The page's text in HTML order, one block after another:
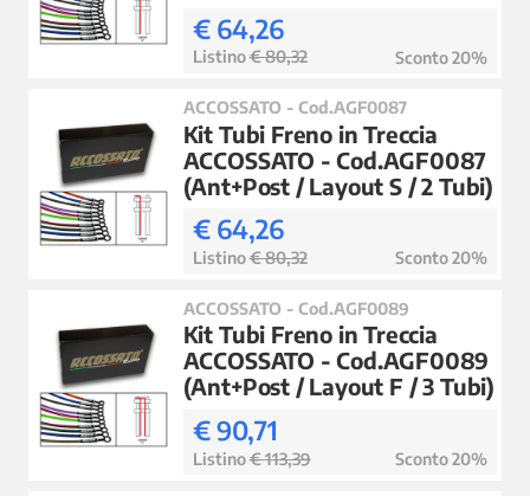
€ 64,26
Listino€ 80,32 Sconto 20%
ACCOSSATO - Cod.AGF0087
Kit Tubi Freno in Treccia
ACCOSSATO - Cod.AGF0087
(Ant+Post / Layout S / 2 Tubi)
€ 64,26
Listino€ 80,32 Sconto 20%
ACCOSSATO - Cod.AGF0089
Kit Tubi Freno in Treccia
ACCOSSATO - Cod.AGF0089
(Ant+Post / Layout F / 3 Tubi)
€ 90,71
Listino€ 113,39 Sconto 20%